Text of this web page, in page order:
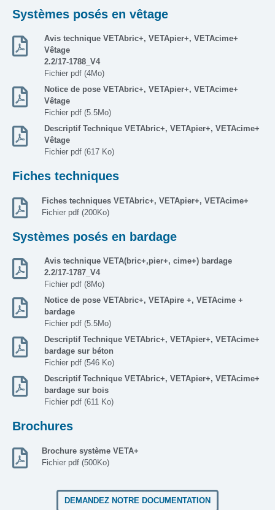
Systèmes posés en vêtage
Avis technique VETAbric+, VETApier+, VETAcime+
Vêtage
2.2/17-1788_V4
Fichier pdf (4Mo)
Notice de pose VETAbric+, VETApier+, VETAcime+
Vêtage
Fichier pdf (5.5Mo)
Descriptif Technique VETAbric+, VETApier+, VETAcime+
Vêtage
Fichier pdf (617 Ko)
Fiches techniques
Fiches techniques VETAbric+, VETApier+, VETAcime+
Fichier pdf (200Ko)
Systèmes posés en bardage
Avis technique VETA(bric+,pier+, cime+) bardage
2.2/17-1787_V4
Fichier pdf (8Mo)
Notice de pose VETAbric+, VETApire +, VETAcime +
bardage
Fichier pdf (5.5Mo)
Descriptif Technique VETAbric+, VETApier+, VETAcime+
bardage sur béton
Fichier pdf (546 Ko)
Descriptif Technique VETAbric+, VETApier+, VETAcime+
bardage sur bois
Fichier pdf (611 Ko)
Brochures
Brochure système VETA+
Fichier pdf (500Ko)
DEMANDEZ NOTRE DOCUMENTATION